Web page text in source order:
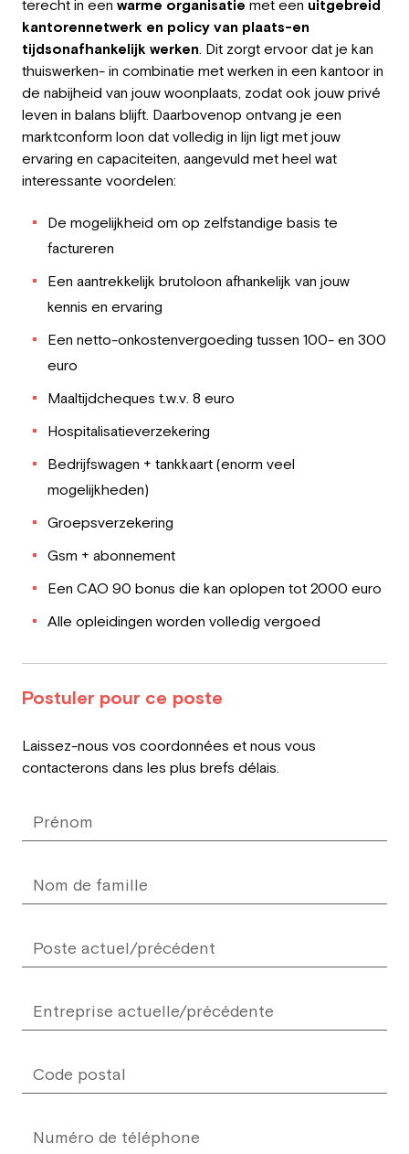
terecht in een warme organisatie met een uitgebreid
kantorennetwerk en policy van plaats-en
tijdsonafhankelijk werken. Dit zorgt ervoor dat je kan
thuiswerken- in combinatie met werken in een kantoor in
de nabijheid van jouw woonplaats, zodat ook jouw privé
leven in balans blijft. Daarbovenop ontvang je een
marktconform loon dat volledig in lijn ligt met jouw
ervaring en capaciteiten, aangevuld met heel wat
interessante voordelen:
De mogelijkheid om op zelfstandige basis te
factureren
Een aantrekkelijk brutoloon afhankelijk van jouw
kennis en ervaring
Een netto-onkostenvergoeding tussen 100- en 300
euro
Maaltijdcheques t.w.v. 8 euro
Hospitalisatieverzekering
Bedrijfswagen + tankkaart (enorm veel
mogelijkheden)
Groepsverzekering
Gsm + abonnement
Een CAO 90 bonus die kan oplopen tot 2000 euro
Alle opleidingen worden volledig vergoed
Postuler pour ce poste
Laissez-nous vos coordonnées et nous vous
contacterons dans les plus brefs délais.